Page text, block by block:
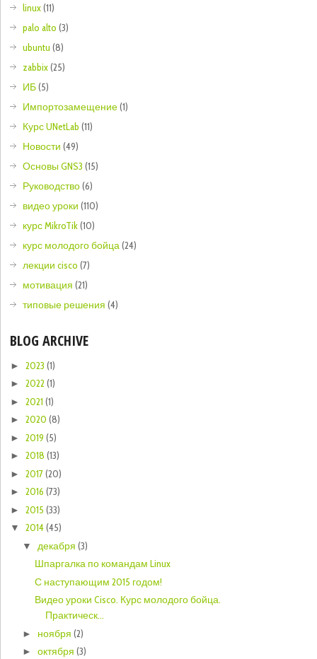
linux(11)
palo alto (3)
ubuntu (8)
zabbix(25)
ИБ(5)
Импортозамещение(1)
Курс UNetLab (11)
Новости (49)
Основы GNS3 (15)
Руководство(6)
видео уроки (110)
курс MikroTik(10)
курс молодого бойца(24)
лекции cisco (7)
мотивация (21)
типовые решения (4)
BLOG ARCHIVE
►2023(1)
►2022(1)
►2021(1)
►2020(8)
►2019(5)
►2018(13)
►2017(20)
►2016(73)
►2015(33)
▼2014(45)
▼ декабря(3)
Шпаргалка по командам Linux
С наступающим 2015 годом!
Видео уроки Cisco. Курс молодого бойца.
Практическ...
► ноября(2)
►октября(3)